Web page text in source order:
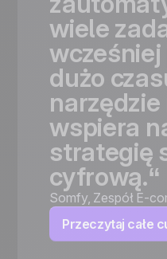
wiele
wcześniej
dużo
narzędzie
wspiera
strategię
cyfrową.“
Somfy, Zespół E-
Przeczytaj całe